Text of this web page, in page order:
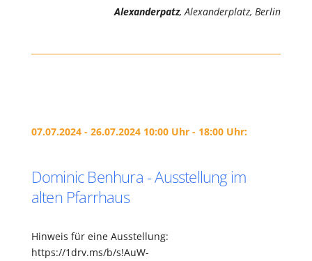
Alexanderpatz, Alexanderplatz, Berlin
07.07.2024 - 26.07.2024 10:00 Uhr - 18:00 Uhr:
Dominic Benhura - Ausstellung im
alten Pfarrhaus
Hinweis für eine Ausstellung:
https://1drv.ms/b/s!AuW-